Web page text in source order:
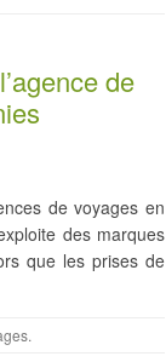
de
de voyages en
des marques
que les prises de
.